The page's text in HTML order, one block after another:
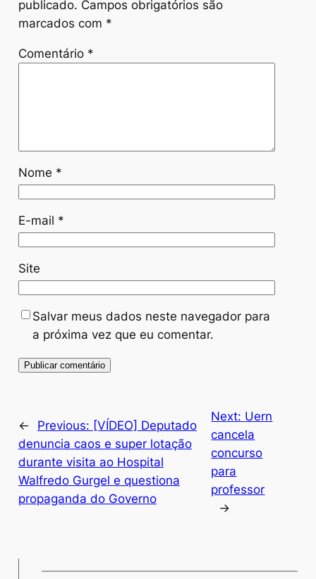
publicado. Campos obrigatórios são
marcados com *
Comentário *
Nome *
E-mail *
Site
Salvar meus dados neste navegador para
a próxima vez que eu comentar.
← Previous: [VÍDEO] Deputado
denuncia caos e super lotação
durante visita ao Hospital
Walfredo Gurgel e questiona
propaganda do Governo
Next: Uern
cancela
concurso
para
professor
→